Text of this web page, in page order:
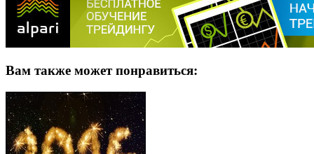
Вам также может понравиться: